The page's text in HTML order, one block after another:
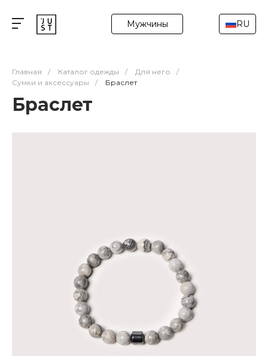
Мужчины RU
Главная / Каталог одежды / Для него
/
Сумки и аксессуары
/ Браслет
Браслет